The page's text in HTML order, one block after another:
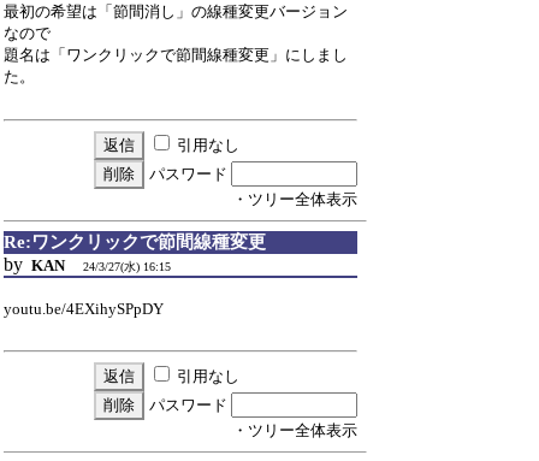
最初の希望は「節間消し」の線種変更バージョン
なので
題名は「ワンクリックで節間線種変更」にしまし
た。
引用なし
パスワード
・ツリー全体表示
Re:ワンクリックで節間線種変更
by KAN 24/3/27(水) 16:15
youtu.be/4EXihySPpDY
引用なし
パスワード
・ツリー全体表示